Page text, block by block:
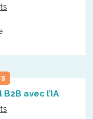
avec l’IA